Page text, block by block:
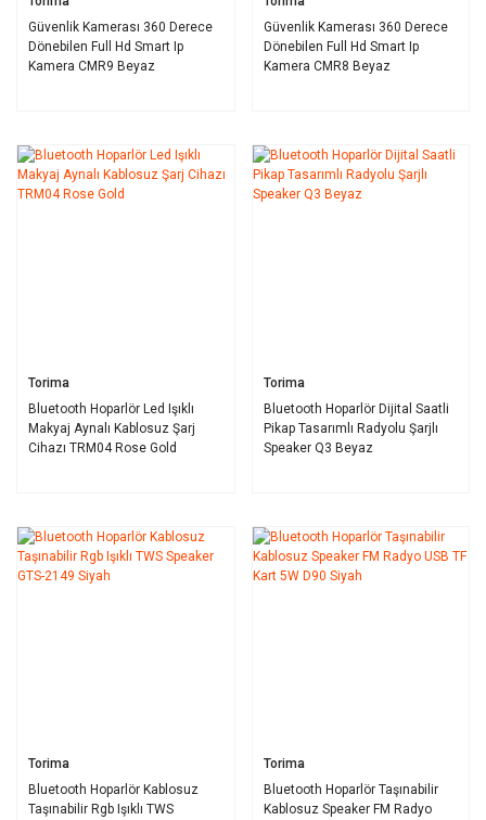
Güvenlik Kamerası 360 Derece
Dönebilen Full Hd Smart Ip
Kamera CMR9 Beyaz
Güvenlik Kamerası 360 Derece
Dönebilen Full Hd Smart Ip
Kamera CMR8 Beyaz
Torima
Bluetooth Hoparlör Led Işıklı
Makyaj Aynalı Kablosuz Şarj
Cihazı TRM04 Rose Gold
Torima
Bluetooth Hoparlör Dijital Saatli
Pikap Tasarımlı Radyolu Şarjlı
Speaker Q3 Beyaz
Torima
Bluetooth Hoparlör Kablosuz
Taşınabilir Rgb Işıklı TWS
Torima
Bluetooth Hoparlör Taşınabilir
Kablosuz Speaker FM Radyo